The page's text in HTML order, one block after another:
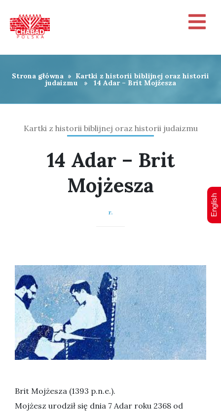
Strona główna » Kartki z historii biblijnej oraz historii
judaizmu » 14 Adar – Brit Mojżesza
Kartki z historii biblijnej oraz historii judaizmu
14 Adar – Brit
Mojżesza
r.
Brit Mojżesza (1393 p.n.e.).
Mojżesz urodził się dnia 7 Adar roku 2368 od
English